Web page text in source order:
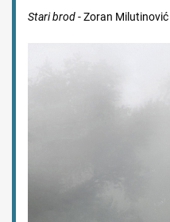
Stari brod- Zoran Milutinović